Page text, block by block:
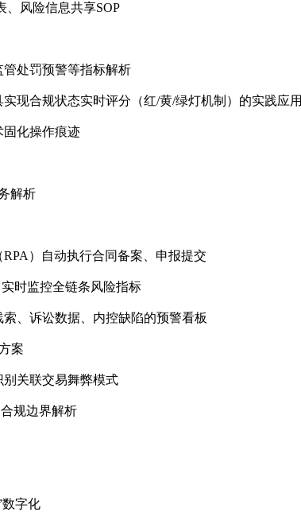
风险信息共享SOP
处罚预警等指标解析
合规状态实时评分（红/黄/绿灯机制）的实践应用
化操作痕迹
解析
）自动执行合同备案、申报提交
时监控全链条风险指标
、诉讼数据、内控缺陷的预警看板
案
关联交易舞弊模式
规边界解析
字化